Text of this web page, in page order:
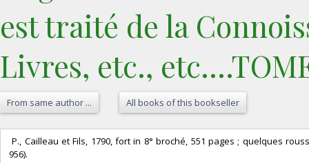
est traité de la
Livres, etc.,
From same author ... All books of this bookseller
P., Cailleau et Fils, 1790, fort in 8° broché, 551 pages ; quelques
956). ‎